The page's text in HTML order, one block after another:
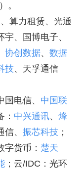
。
算力租赁、光通
宇、国博电子、
协创数据、 数据
技、天孚通信
国电信、 中国联
： 中兴通讯、 烽
、 振芯科技 ；
字货币： 楚天
；云/IDC：光环